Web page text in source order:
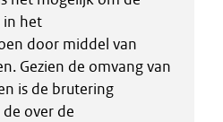
in het
door middel van
Gezien de omvang van
is de brutering
over de